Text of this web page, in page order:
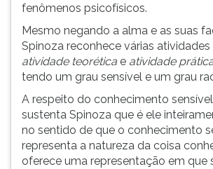
fenômenos psicofísicos.
Mesmo negando a alma e as suas
Spinoza reconhece várias atividades
atividade teorética e atividade
tendo um grau sensível e um grau
A respeito do conhecimento sensível
sustenta Spinoza que é ele
no sentido de que o conhecimento
representa a natureza da coisa
oferece uma representação em que